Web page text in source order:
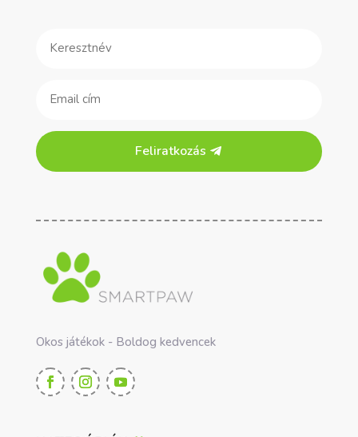
Feliratkozás
Okos játékok - Boldog kedvencek